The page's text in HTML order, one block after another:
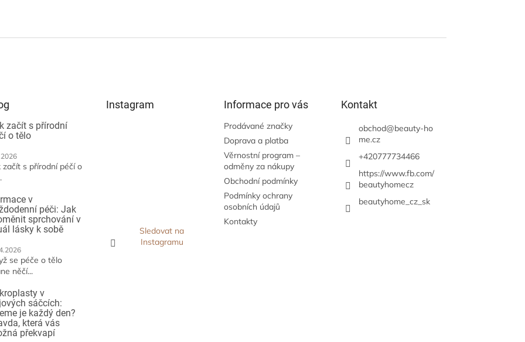
začít s přírodní
o tělo
začít s přírodní péčí o
v
péči: Jak
sprchování v
lásky k sobě
se péče o tělo
něčí...
v
sáčcích:
je každý den?
která vás
překvapí
Instagram
Sledovat na
Instagramu
Informace pro vás
Prodávané značky
Doprava a platba
Věrnostní program –
odměny za nákupy
Obchodní podmínky
Podmínky ochrany
osobních údajů
Kontakty
Kontakt
obchod@beauty-ho
me.cz
+420777734466
https://www.fb.com/
beautyhomecz
beautyhome_cz_sk